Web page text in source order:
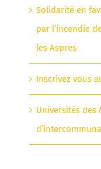
Solidarité en
par l’incendie
les Aspres
Inscrivez vous
Universités des